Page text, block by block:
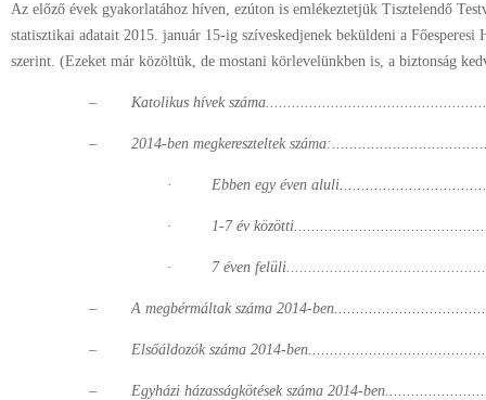
Az előző évek gyakorlatához híven, ezúton is emlékeztetjük Tisztelendő
statisztikai adatait 2015. január 15-ig szíveskedjenek beküldeni a Főesperesi
szerint. (Ezeket már közöltük, de mostani körlevelünkben is, a biztonság
– Katolikus hívek
– 2014-ben megkereszteltek
· Ebben egy éven
· 1-7 év
· 7 éven
–A megbérmáltak száma 2014-
– Elsőáldozók száma 2014-
– Egyházi házasságkötések száma 2014-